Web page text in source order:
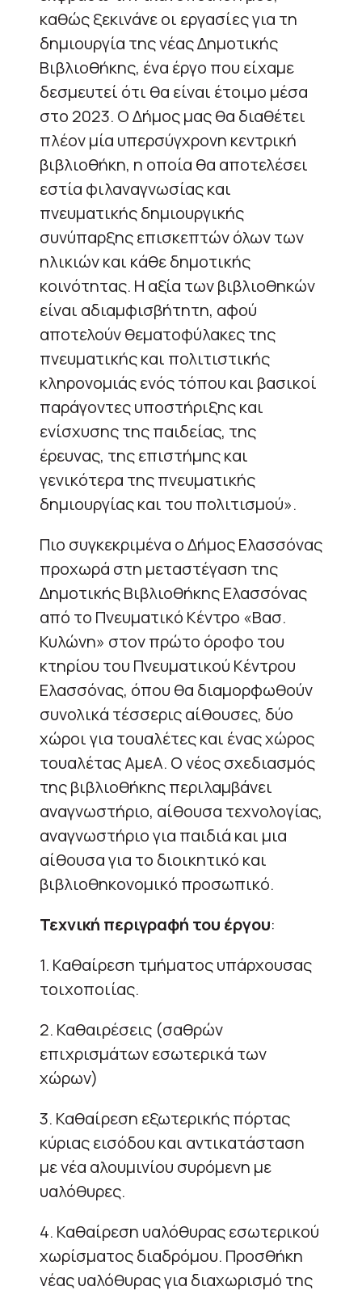
καθώς ξεκινάνε οι εργασίες για τη
δημιουργία της νέας Δημοτικής
Βιβλιοθήκης, ένα έργο που είχαμε
δεσμευτεί ότι θα είναι έτοιμο μέσα
στο 2023. Ο Δήμος μας θα διαθέτει
πλέον μία υπερσύγχρονη κεντρική
βιβλιοθήκη, η οποία θα αποτελέσει
εστία φιλαναγνωσίας και
πνευματικής δημιουργικής
συνύπαρξης επισκεπτών όλων των
ηλικιών και κάθε δημοτικής
κοινότητας. Η αξία των βιβλιοθηκών
είναι αδιαμφισβήτητη, αφού
αποτελούν θεματοφύλακες της
πνευματικής και πολιτιστικής
κληρονομιάς ενός τόπου και βασικοί
παράγοντες υποστήριξης και
ενίσχυσης της παιδείας, της
έρευνας, της επιστήμης και
γενικότερα της πνευματικής
δημιουργίας και του πολιτισμού».
Πιο συγκεκριμένα ο Δήμος Ελασσόνας
προχωρά στη μεταστέγαση της
Δημοτικής Βιβλιοθήκης Ελασσόνας
από το Πνευματικό Κέντρο «Βασ.
Κυλώνη» στον πρώτο όροφο του
κτηρίου του Πνευματικού Κέντρου
Ελασσόνας, όπου θα διαμορφωθούν
συνολικά τέσσερις αίθουσες, δύο
χώροι για τουαλέτες και ένας χώρος
τουαλέτας ΑμεΑ. Ο νέος σχεδιασμός
της βιβλιοθήκης περιλαμβάνει
αναγνωστήριο, αίθουσα τεχνολογίας,
αναγνωστήριο για παιδιά και μια
αίθουσα για το διοικητικό και
βιβλιοθηκονομικό προσωπικό.
Τεχνική περιγραφή του έργου:
1. Καθαίρεση τμήματος υπάρχουσας
τοιχοποιίας.
2. Καθαιρέσεις (σαθρών
επιχρισμάτων εσωτερικά των
χώρων)
3. Καθαίρεση εξωτερικής πόρτας
κύριας εισόδου και αντικατάσταση
με νέα αλουμινίου συρόμενη με
υαλόθυρες.
4. Καθαίρεση υαλόθυρας εσωτερικού
χωρίσματος διαδρόμου. Προσθήκη
νέας υαλόθυρας για διαχωρισμό της